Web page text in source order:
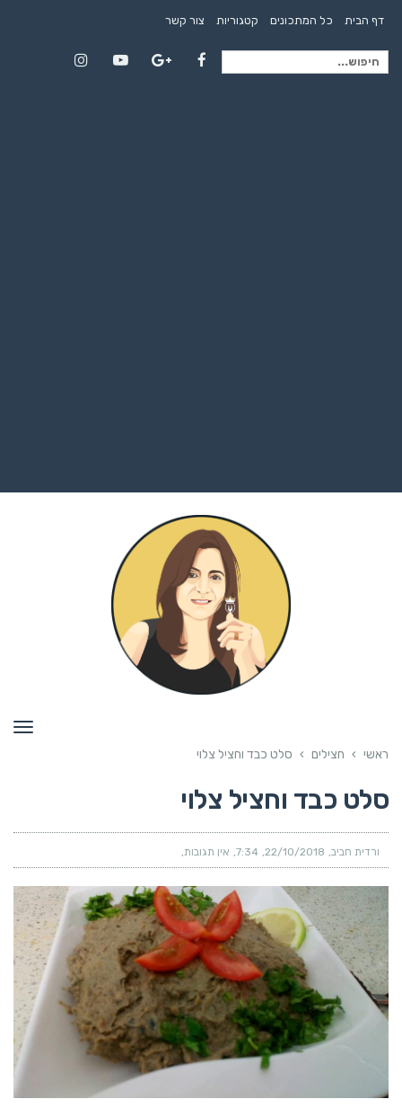
דף הבית כל המתכונים קטגוריות צור קשר
חיפוש
ראשי › חצילים › סלט כבד וחציל צלוי
סלט כבד וחציל צלוי
ורדית חביב 22/10/2018
7:34 אין תגובות